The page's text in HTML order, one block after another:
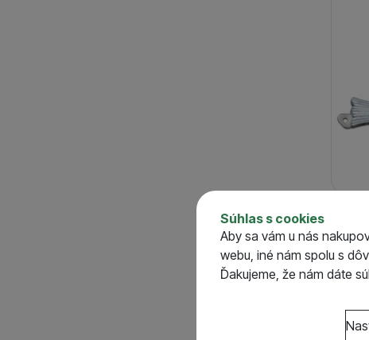
Súhlas s cookies
Aby sa vám u nás
webu, iné nám spolu s
Ďakujeme, že nám dáte
bez týchto